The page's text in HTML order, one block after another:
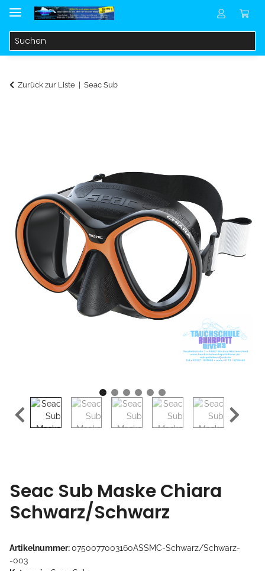
Zurück zur Liste Seac Sub
Seac Sub Maske Chiara
Schwarz/Schwarz
Artikelnummer:0750077003160ASSMC-Schwarz/Schwarz-
-003